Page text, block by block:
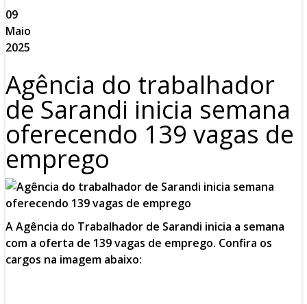
Facebook
09
Maio
2025
Agência do trabalhador
de Sarandi inicia semana
oferecendo 139 vagas de
emprego
A Agência do Trabalhador de Sarandi inicia a semana
com a oferta de 139 vagas de emprego. Confira os
cargos na imagem abaixo: